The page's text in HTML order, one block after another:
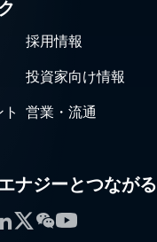
採用情報
投資家向け情報
営業・流通
ナジーとつながる
Twitter
WeChat
YouTube